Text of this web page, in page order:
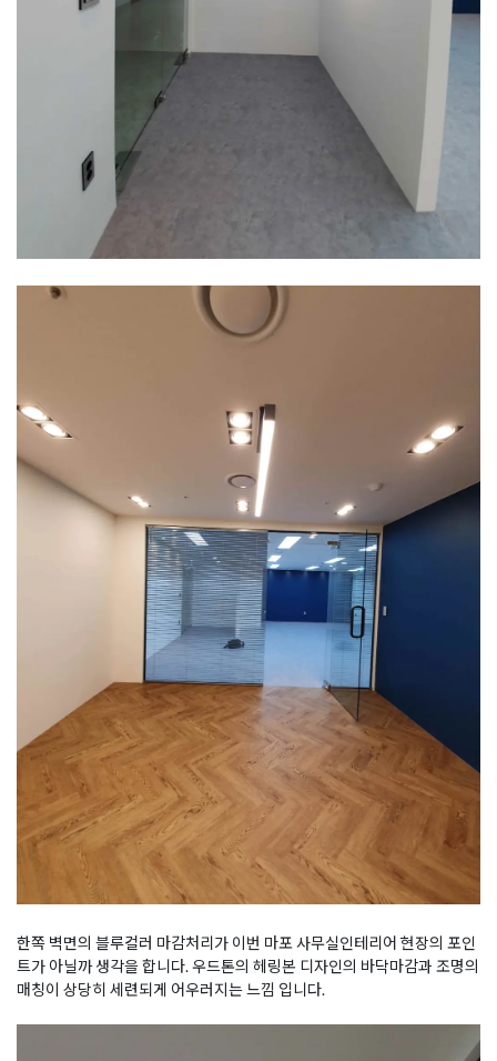
한쪽 벽면의 블루컬러 마감처리가 이번 마포 사무실인테리어 현장의 포인
트가 아닐까 생각을 합니다. 우드톤의 헤링본 디자인의 바닥마감과 조명의
매칭이 상당히 세련되게 어우러지는 느낌 입니다.